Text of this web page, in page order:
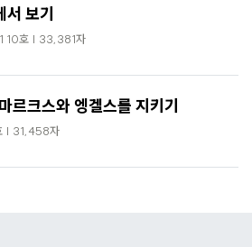
보기
10호 | 33,381자
르크스와 엥겔스를 지키기
| 31,458자